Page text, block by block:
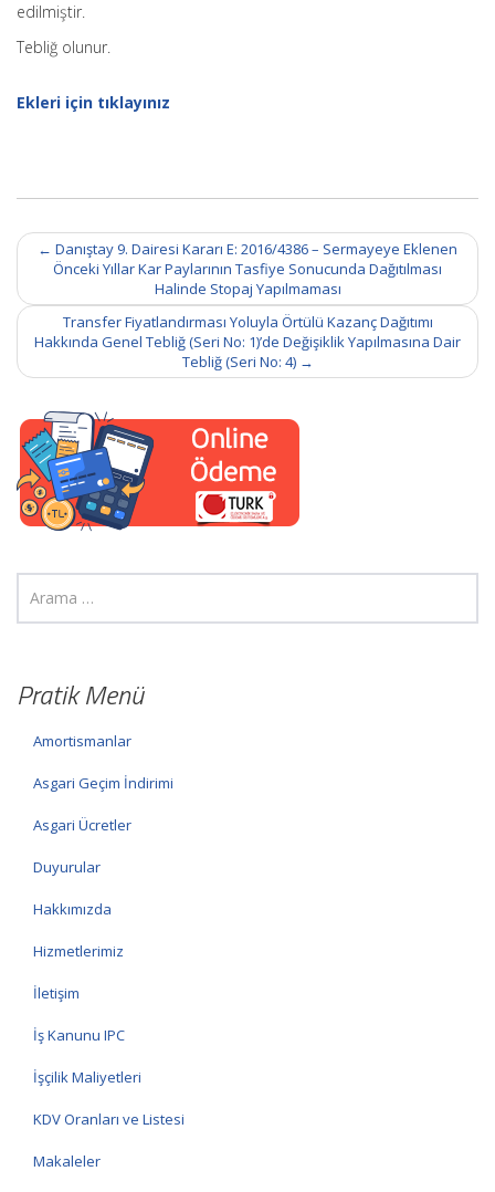
edilmiştir.
Tebliğ olunur.
Ekleri için tıklayınız
Post
navigation
← Danıştay 9. Dairesi Kararı E: 2016/4386 – Sermayeye Eklenen
Önceki Yıllar Kar Paylarının Tasfiye Sonucunda Dağıtılması
Halinde Stopaj Yapılmaması
Transfer Fiyatlandırması Yoluyla Örtülü Kazanç Dağıtımı
Hakkında Genel Tebliğ (Seri No: 1)’de Değişiklik Yapılmasına Dair
Tebliğ (Seri No: 4) →
Pratik Menü
Amortismanlar
Asgari Geçim İndirimi
Asgari Ücretler
Duyurular
Hakkımızda
Hizmetlerimiz
İletişim
İş Kanunu IPC
İşçilik Maliyetleri
KDV Oranları ve Listesi
Makaleler